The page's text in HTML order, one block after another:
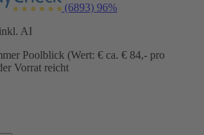
(6893) 96%
AI
Poolblick (Wert: € ca. € 84,- pro
Vorrat reicht